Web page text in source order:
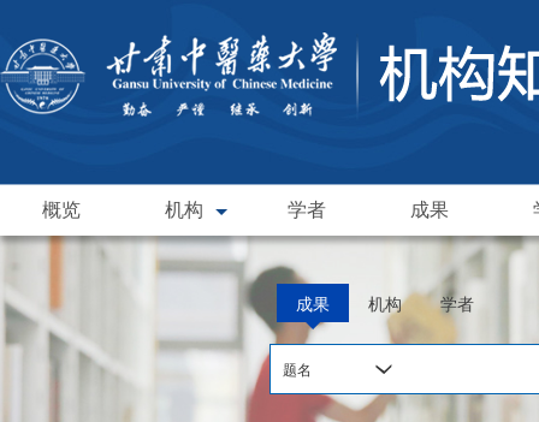
概览 机构 学者 成果
成果 机构 学者
题名